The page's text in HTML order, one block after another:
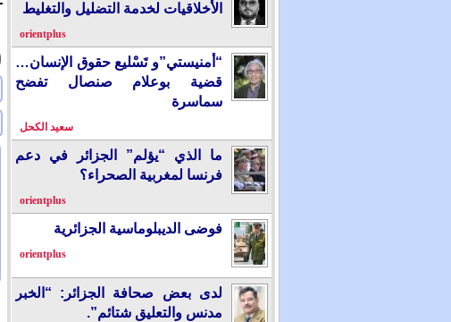
الأخلاقيات لخدمة التضليل والتغليط
orientplus
“أمنيستي”و تَسْليع حقوق الإنسان…
قضية بوعلام صنصال تفضح
سماسرة
سعيد الكحل
ما الذي “يؤلم” الجزائر في دعم
فرنسا لمغربية الصحراء؟
orientplus
فوضى الديبلوماسية الجزائرية
orientplus
لدى بعض صحافة الجزائر: “الخبر
مدنس والتعليق شتائم”.